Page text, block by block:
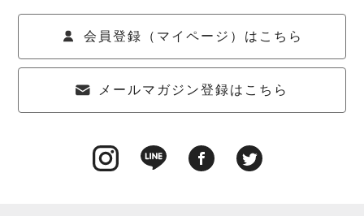
会員登録（マイページ）はこちら
メールマガジン登録はこちら